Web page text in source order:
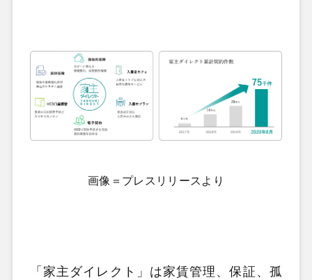
画像＝プレスリリースより
「家主ダイレクト」は家賃管理、保証、孤